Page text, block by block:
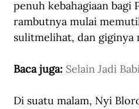
penuh kebahagiaan bagi
rambutnya mulai
sulitmelihat, dan giginya
Baca juga: Selain Jadi
Di suatu malam, Nyi